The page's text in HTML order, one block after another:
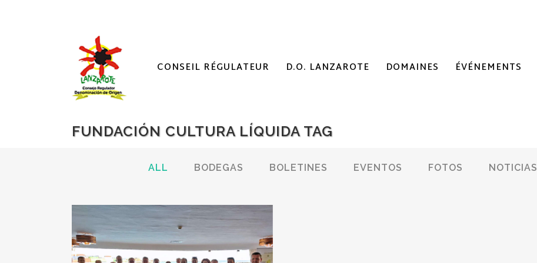
CONSEIL RÉGULATEUR D.O. LANZAROTE DOMAINES ÉVÉNEMENTS
FUNDACIÓN CULTURA LÍQUIDA TAG
ALL BODEGAS BOLETINES EVENTOS FOTOS NOTICIAS